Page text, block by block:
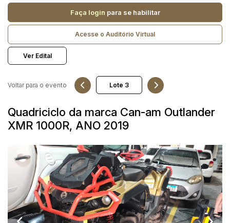
Faça login para se habilitar
Acesse o Auditório Virtual
Ver Edital
Quadriciclo da marca Can-am Outlander
XMR 1000R, ANO 2019
Voltar para o evento